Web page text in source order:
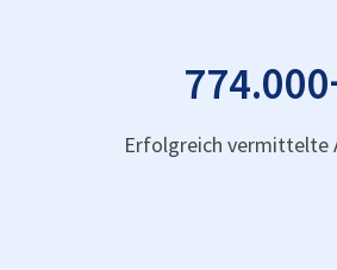
774.000
Erfolgreich vermittelte